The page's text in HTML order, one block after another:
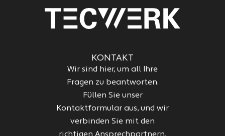
KONTAKT
Wir sind hier, um all Ihre
Fragen zu beantworten.
Füllen Sie unser
Kontaktformular aus, und wir
verbinden Sie mit den